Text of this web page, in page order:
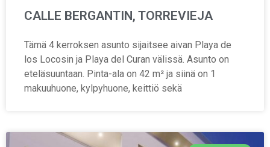
CALLE BERGANTIN, TORREVIEJA
Tämä 4 kerroksen asunto sijaitsee aivan Playa de
los Locosin ja Playa del Curan välissä. Asunto on
eteläsuuntaan. Pinta-ala on 42 m² ja siinä on 1
makuuhuone, kylpyhuone, keittiö sekä